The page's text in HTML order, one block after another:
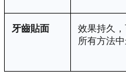
牙齒貼面 效果持久 ，
所有方法